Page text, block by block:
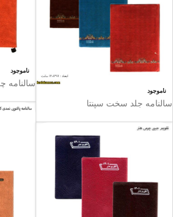
ناموجود
ناموجود
سالنامه جلد سخت سپنتا